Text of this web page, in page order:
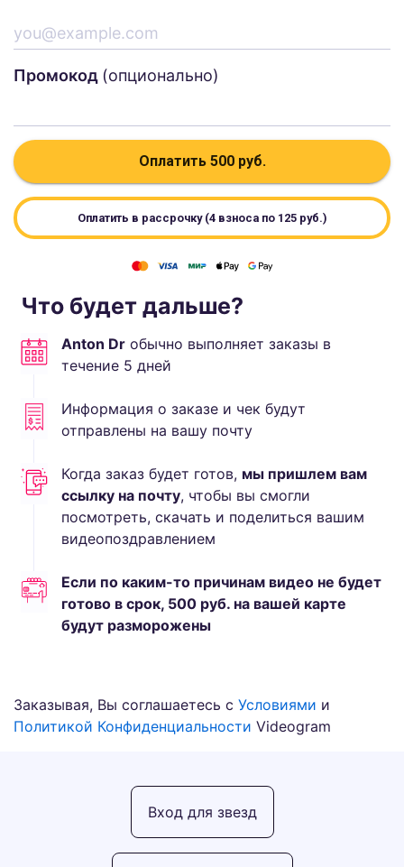
Промокод (опционально)
Оплатить 500руб.
Оплатить в рассрочку (4 взноса по 125руб.)
Что будет дальше?
Anton Dr обычно выполняет заказы в
течение 5 дней
Информация о заказе и чек будут
отправлены на вашу почту
Когда заказ будет готов, мы пришлем вам
ссылку на почту, чтобы вы смогли
посмотреть, скачать и поделиться вашим
видеопоздравлением
Если по каким-то причинам видео не будет
готово в срок, 500 руб. на вашей карте
будут разморожены
Заказывая, Вы соглашаетесь с Условиями и
Политикой Конфиденциальности Videogram
Вход для звезд